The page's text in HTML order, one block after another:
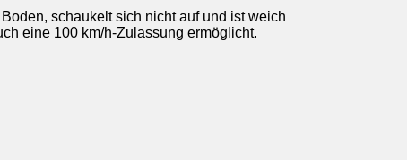
schaukelt sich nicht auf und ist weich
eine 100 km/h-Zulassung ermöglicht.